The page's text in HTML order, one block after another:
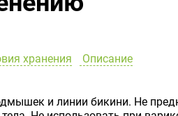
хранения
Описание
и линии бикини. Не